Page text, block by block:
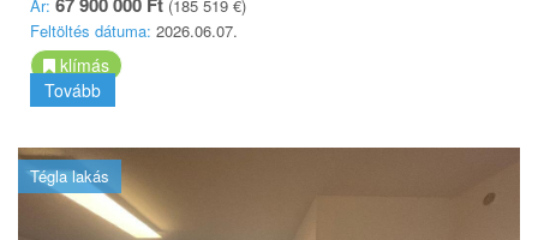
Ár:
(185 519 €)
Feltöltés dátuma: 2026.06.07.
klímás
Tovább
Tégla lakás